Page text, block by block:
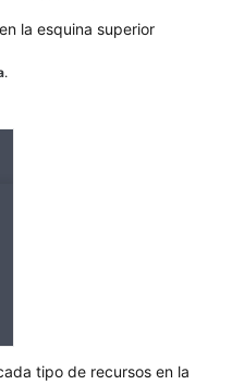
en la esquina superior
.
tipo de recursos en la